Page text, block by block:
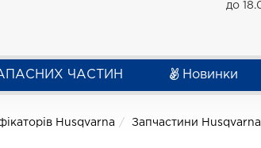
до
ЧАСТИН Новинки
Husqvarna Запчастини Husqvarna